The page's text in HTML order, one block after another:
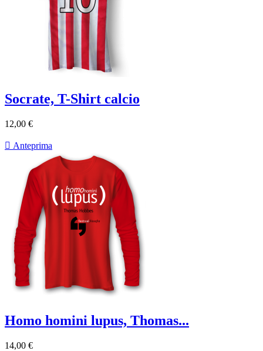
Socrate, T-Shirt calcio
12,00 €
 Anteprima
Homo homini lupus, Thomas...
14,00 €